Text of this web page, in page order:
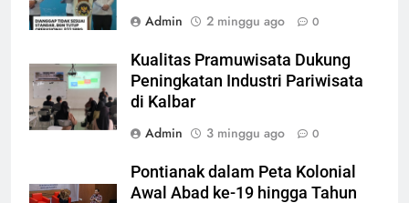
Admin
2 minggu ago 0
Kualitas Pramuwisata Dukung
Peningkatan Industri Pariwisata
di Kalbar
Admin
3 minggu ago 0
Pontianak dalam Peta Kolonial
Awal Abad ke-19 hingga Tahun